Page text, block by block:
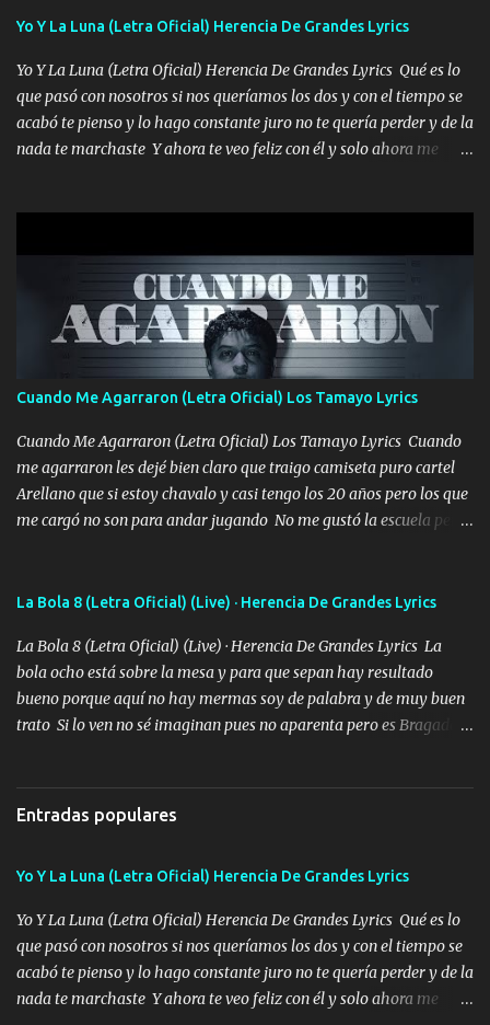
viento a su hijo y aunque ahora ya este con Dios el destino así lo
seguiré esperando hasta volvernos a vernos El recuerdo que yo
tengo de mi mente no se va, en mi corazón me llevo lo mismo que
tu papá, a veces me pongo triste porque no puedo mirarte, mas se
que tu me escuchas porque tu eres mi gran ángel, El desespero me
Yo Y La Luna (Letra Oficial) Herencia De Grandes Lyrics
Yo Y La Luna (Letra Oficial) Herencia De Grandes Lyrics Qué es lo
que pasó con nosotros si nos queríamos los dos y con el tiempo se
acabó te pienso y lo hago constante juro no te quería perder y de la
nada te marchaste Y ahora te veo feliz con él y solo ahora me
pero eso ya no va a pasar me perderé en la soledad Porque me
mirabas bonito si yo no fui el final feliz el final fue triste pa mí Y
duele no tenerte aquí sabiendo que moría por ti yo y la luna
cantamos y por ti nos embriagamos Quién sabe qué será de mí si
contigo fui muy feliz a lo mejor no lloró pero muy en el fondo te
adoro
Cuando Me Agarraron (Letra Oficial) Los Tamayo Lyrics
Cuando Me Agarraron (Letra Oficial) Los Tamayo Lyrics Cuando
me agarraron les dejé bien claro que traigo camiseta puro cartel
Arellano que si estoy chavalo y casi tengo los 20 años pero los que
me cargó no son para andar jugando No me gustó la escuela pero
firme el legado que si como me llamó varios ya se han preguntado
fajado y mi R terciado me van a ver allá por TJ para un licenciado
mando un abrazo andamos al cien Choritas también Música
Ando en la colonia bien acelerado traigo un M2 que nunca me ha
fallado para mi compadre mandó un fuerte abrazo también al
tomando con mujeres hermosas y botellas destapando siempre
bien cuidado bien atrabancado y a los que me conocen ya saben de
La Bola 8 (Letra Oficial) (Live) · Herencia De Grandes Lyrics
La Bola 8 (Letra Oficial) (Live) · Herencia De Grandes Lyrics La
bola ocho está sobre la mesa y para que sepan hay resultado
bueno porque aquí no hay mermas soy de palabra y de muy buen
trato Si lo ven no sé imaginan pues no aparenta pero es Bragado a
lo primero que cualquier cosa es un gran regalo Siempre me van a
ver solo más no ando solo ai ta el aparato con cargador extendido
cuidan los santos y mi Dios cada día con mas ganas le doy todo
por un futuro mejor Música Empecé desde los trece y hasta la
fecha aún sigo vigente no soy manchado soy bueno pero si me
alteró de repente Mi carnal Abel aun lado ni uno con el otro no se
ha rajado pal Chinchillas un saludo y para un amigo que está en
Peñasco Me fajó una Glock al cinto y de Louis Vuitton son mis
Entradas populares
Yo Y La Luna (Letra Oficial) Herencia De Grandes Lyrics
Yo Y La Luna (Letra Oficial) Herencia De Grandes Lyrics Qué es lo
que pasó con nosotros si nos queríamos los dos y con el tiempo se
acabó te pienso y lo hago constante juro no te quería perder y de la
nada te marchaste Y ahora te veo feliz con él y solo ahora me